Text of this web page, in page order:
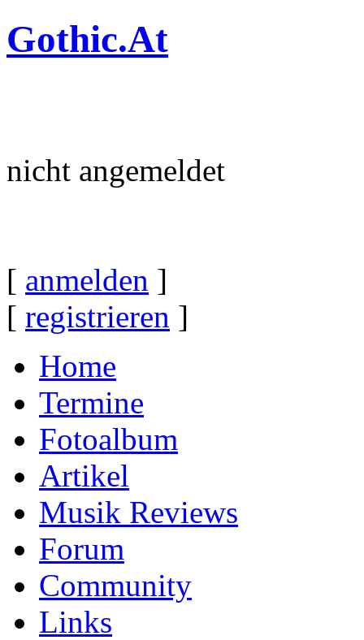
Gothic.At
nicht angemeldet
[ anmelden ]
[ registrieren ]
Home
Termine
Fotoalbum
Artikel
Musik Reviews
Forum
Community
Links